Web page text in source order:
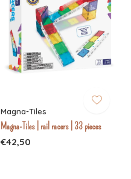
Magna-Tiles
Magna-Tiles | rail racers | 33 pieces
€42,50